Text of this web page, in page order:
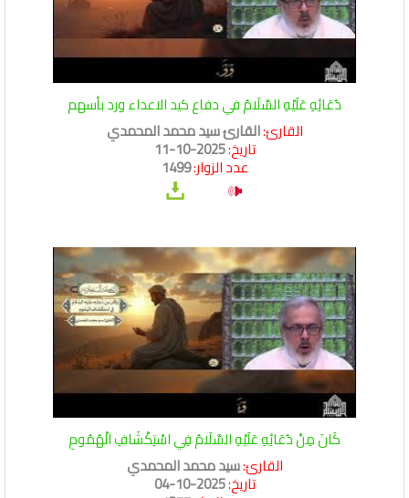
دُعَائِهِ عَلَيْهِ السَّلَامُ في دفاع كيد الاعداء ورد بأسهم
القارئ:القارئ سيد محمد المحمدي
تاريخ:2025-10-11
عدد الزوار:1499
كَانَ مِنْ دُعَائِهِ عَلَيْهِ السَّلَامُ فِي اسْتِكْشَافِ الْهُمُومِ
القارئ:سيد محمد المحمدي
تاريخ:2025-10-04